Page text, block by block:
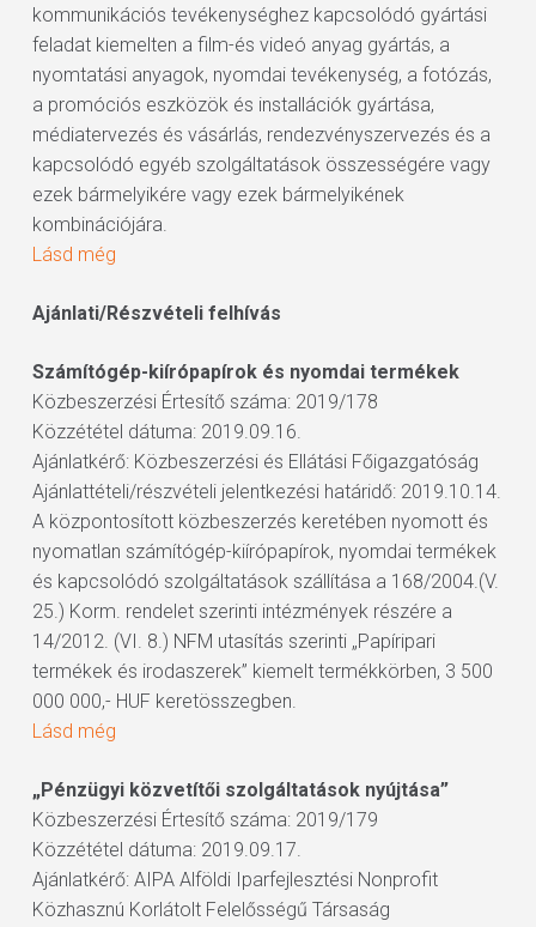
kommunikációs tevékenységhez kapcsolódó gyártási
feladat kiemelten a film-és videó anyag gyártás, a
nyomtatási anyagok, nyomdai tevékenység, a fotózás,
a promóciós eszközök és installációk gyártása,
médiatervezés és vásárlás, rendezvényszervezés és a
kapcsolódó egyéb szolgáltatások összességére vagy
ezek bármelyikére vagy ezek bármelyikének
kombinációjára.
Lásd még
Ajánlati/Részvételi felhívás
Számítógép-kiírópapírok és nyomdai termékek
Közbeszerzési Értesítő száma: 2019/178
Közzététel dátuma: 2019.09.16.
Ajánlatkérő: Közbeszerzési és Ellátási Főigazgatóság
Ajánlattételi/részvételi jelentkezési határidő: 2019.10.14.
A központosított közbeszerzés keretében nyomott és
nyomatlan számítógép-kiírópapírok, nyomdai termékek
és kapcsolódó szolgáltatások szállítása a 168/2004.(V.
25.) Korm. rendelet szerinti intézmények részére a
14/2012. (VI. 8.) NFM utasítás szerinti „Papíripari
termékek és irodaszerek” kiemelt termékkörben, 3 500
000 000,- HUF keretösszegben.
Lásd még
„Pénzügyi közvetítői szolgáltatások nyújtása”
Közbeszerzési Értesítő száma: 2019/179
Közzététel dátuma: 2019.09.17.
Ajánlatkérő: AIPA Alföldi Iparfejlesztési Nonprofit
Közhasznú Korlátolt Felelősségű Társaság